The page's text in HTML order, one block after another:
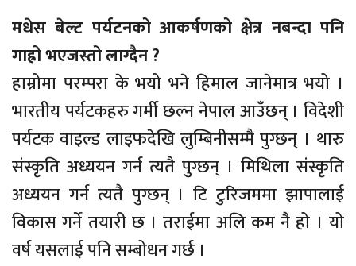
मधेस बेल्ट पर्यटनको आकर्षणको क्षेत्र नबन्दा पनि
गाह्रो भएजस्तो लाग्दैन ?
हाम्रोमा परम्परा के भयो भने हिमाल जानेमात्र भयो ।
भारतीय पर्यटकहरु गर्मी छल्न नेपाल आउँछन् । विदेशी
पर्यटक वाइल्ड लाइफदेखि लुम्बिनीसम्मै पुग्छन् । थारु
संस्कृति अध्ययन गर्न त्यतै पुग्छन् । मिथिला संस्कृति
अध्ययन गर्न त्यतै पुग्छन् । टि टुरिजममा झापालाई
विकास गर्ने तयारी छ । तराईमा अलि कम नै हो । यो
वर्ष यसलाई पनि सम्बोधन गर्छ ।